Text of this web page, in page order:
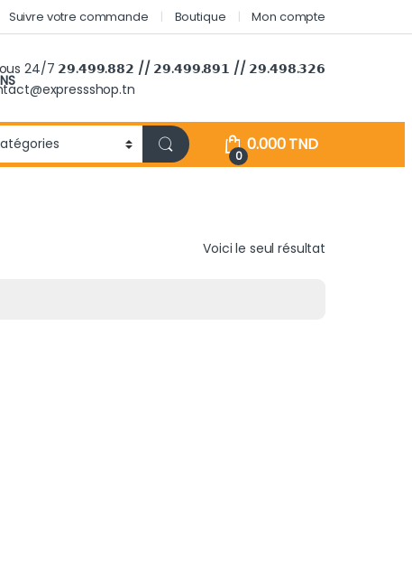
Suivre votre commande Boutique Mon compte
24/7 𝟮𝟵.𝟰𝟵𝟵.𝟴𝟴𝟮 // 𝟮𝟵.𝟰𝟵𝟵.𝟴𝟵𝟭 // 𝟮𝟵.𝟰𝟵𝟴.𝟯𝟮𝟲
0
0.000TND
Voici le seul résultat